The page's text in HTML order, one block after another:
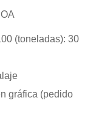
(toneladas): 30
gráfica (pedido